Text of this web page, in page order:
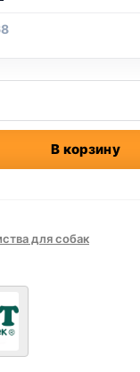
В корзину
для собак